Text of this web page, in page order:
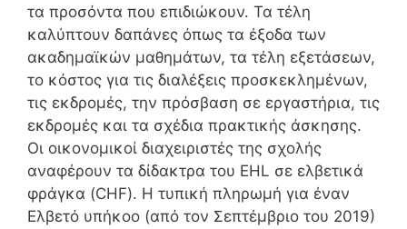
τα προσόντα που επιδιώκουν. Τα τέλη
καλύπτουν δαπάνες όπως τα έξοδα των
ακαδημαϊκών μαθημάτων, τα τέλη εξετάσεων,
το κόστος για τις διαλέξεις προσκεκλημένων,
τις εκδρομές, την πρόσβαση σε εργαστήρια, τις
εκδρομές και τα σχέδια πρακτικής άσκησης.
Οι οικονομικοί διαχειριστές της σχολής
αναφέρουν τα δίδακτρα του EHL σε ελβετικά
φράγκα (CHF). Η τυπική πληρωμή για έναν
Ελβετό υπήκοο (από τον Σεπτέμβριο του 2019)